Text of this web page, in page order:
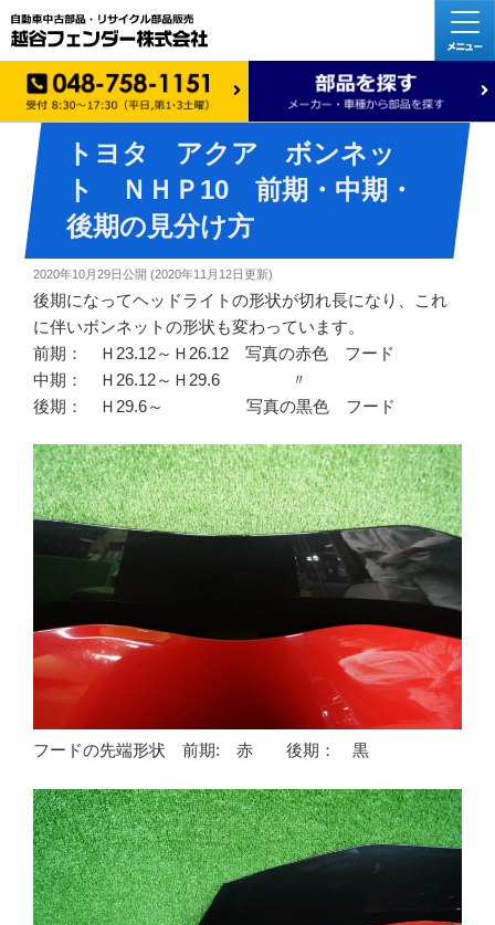
トヨタ アクア ボンネッ
ト ＮＨＰ10 前期・中期・
後期の見分け方
2020年10月29日公開 (2020年11月12日更新)
後期になってヘッドライトの形状が切れ長になり、これ
に伴いボンネットの形状も変わっています。
前期： Ｈ23.12～Ｈ26.12 写真の赤色 フード
中期： Ｈ26.12～Ｈ29.6 〃
後期： Ｈ29.6～ 写真の黒色 フード
フードの先端形状 前期: 赤 後期： 黒